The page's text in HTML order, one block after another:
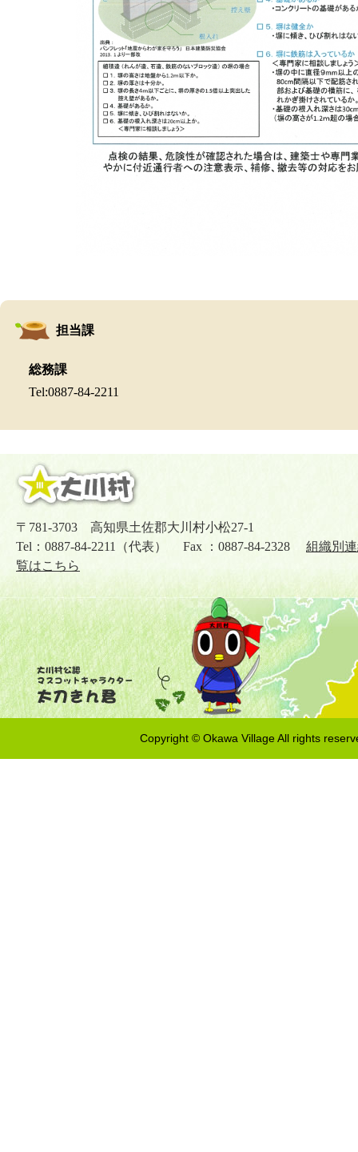
担当課
総務課
Tel:0887-84-2211
〒781-3703 高知県土佐郡大川村小松27-1
Tel：0887-84-2211（代表） Fax ：0887-84-2328 組織別
覧はこちら
Copyright © Okawa Village All rights